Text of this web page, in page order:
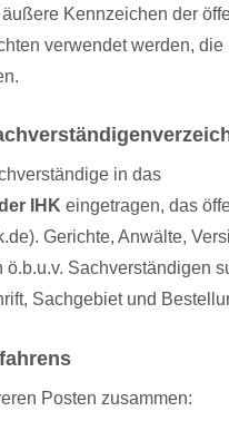
Kennzeichen der
verwendet werden, die
in das
IHK eingetragen, das
Gerichte, Anwälte,
Sachverständigen
Sachgebiet und
Posten zusammen: